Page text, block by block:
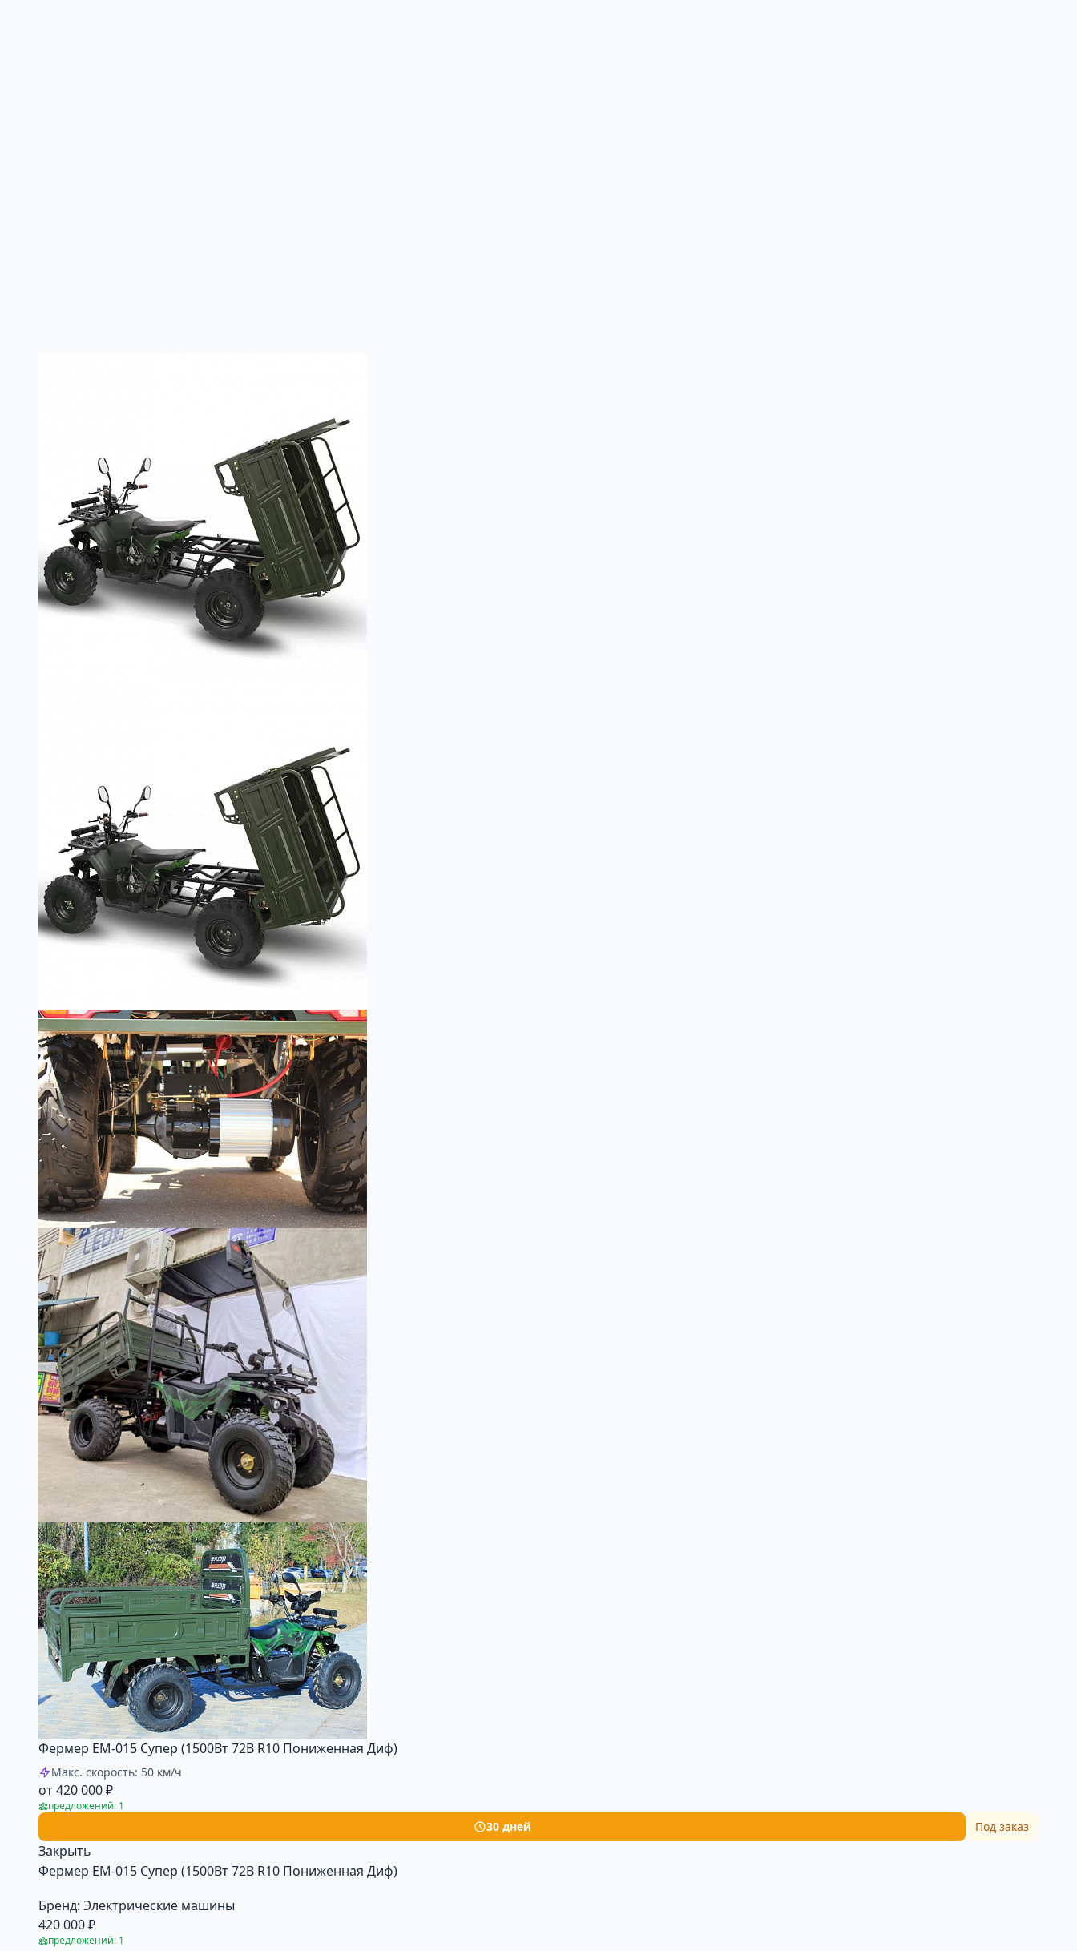
Фермер ЕМ-015 Супер (1500Вт 72В R10 Пониженная Диф)
Макс. скорость: 50 км/ч
от 420 000 ₽
предложений: 1
30 дней Под заказ
Закрыть
Фермер ЕМ-015 Супер (1500Вт 72В R10 Пониженная Диф)
Бренд: Электрические машины
420 000 ₽
предложений: 1